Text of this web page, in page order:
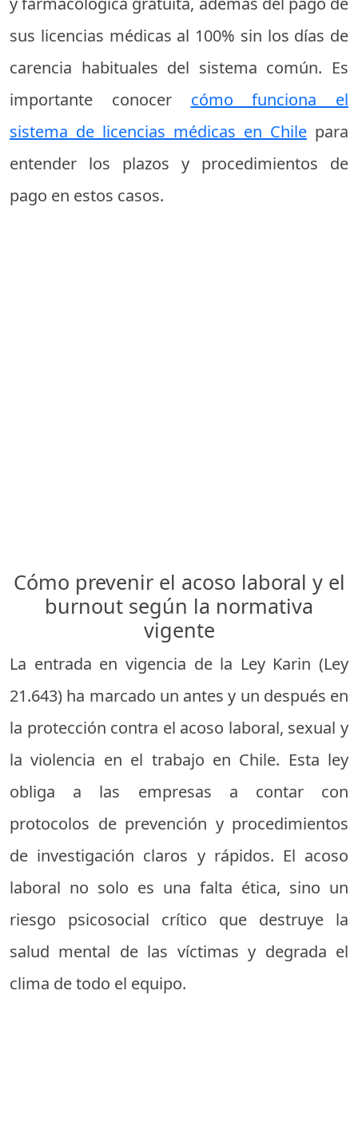
sus licencias médicas al 100% sin los días de
carencia habituales del sistema común. Es
importante conocer cómo funciona el
sistema de licencias médicas en Chile para
entender los plazos y procedimientos de
pago en estos casos.
Cómo prevenir el acoso laboral y el
burnout según la normativa
vigente
La entrada en vigencia de la Ley Karin (Ley
21.643) ha marcado un antes y un después en
la protección contra el acoso laboral, sexual y
la violencia en el trabajo en Chile. Esta ley
obliga a las empresas a contar con
protocolos de prevención y procedimientos
de investigación claros y rápidos. El acoso
laboral no solo es una falta ética, sino un
riesgo psicosocial crítico que destruye la
salud mental de las víctimas y degrada el
clima de todo el equipo.